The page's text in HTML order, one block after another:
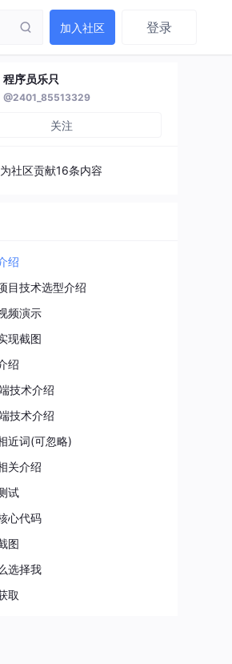
加入社区 登录
程序员乐只
@2401_85513329
关注
社区贡献16条内容
绍
目技术选型介绍
频演示
现截图
绍
技术介绍
技术介绍
近词(可忽略)
关介绍
试
心代码
图
选择我
取